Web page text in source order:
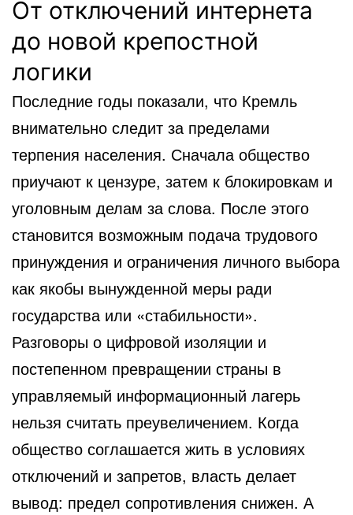
От отключений интернета
до новой крепостной
логики
Последние годы показали, что Кремль
внимательно следит за пределами
терпения населения. Сначала общество
приучают к цензуре, затем к блокировкам и
уголовным делам за слова. После этого
становится возможным подача трудового
принуждения и ограничения личного выбора
как якобы вынужденной меры ради
государства или «стабильности».
Разговоры о цифровой изоляции и
постепенном превращении страны в
управляемый информационный лагерь
нельзя считать преувеличением. Когда
общество соглашается жить в условиях
отключений и запретов, власть делает
вывод: предел сопротивления снижен. А